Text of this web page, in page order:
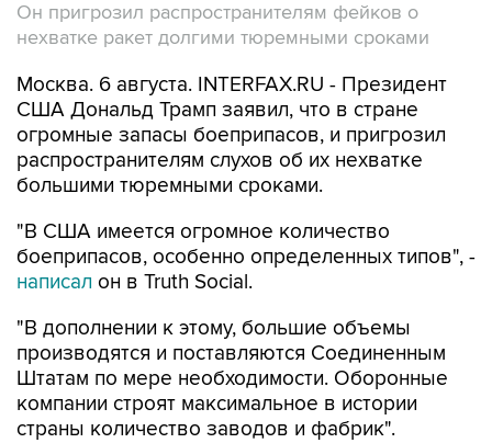
Он пригрозил распространителям фейков о
нехватке ракет долгими тюремными сроками
Москва. 6 августа. INTERFAX.RU - Президент
США Дональд Трамп заявил, что в стране
огромные запасы боеприпасов, и пригрозил
распространителям слухов об их нехватке
большими тюремными сроками.
"В США имеется огромное количество
боеприпасов, особенно определенных типов", -
написал он в Truth Social.
"В дополнении к этому, большие объемы
производятся и поставляются Соединенным
Штатам по мере необходимости. Оборонные
компании строят максимальное в истории
страны количество заводов и фабрик".